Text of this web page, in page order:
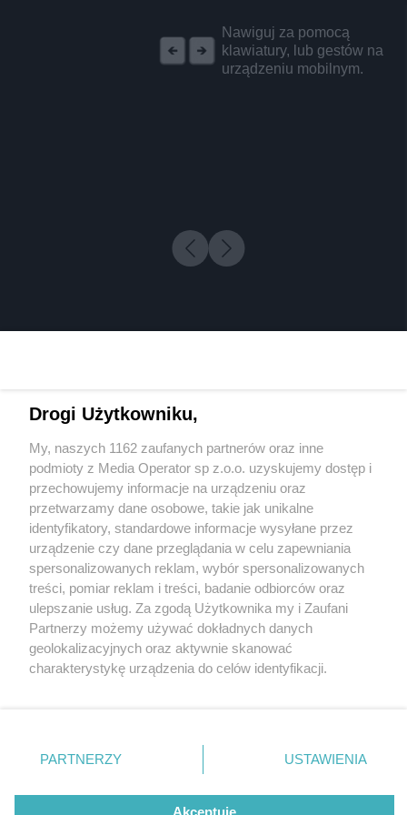
Nawiguj za pomocą
klawiatury, lub gestów na
urządzeniu mobilnym.
2 / 0
Wydawca mediów lokalnych
Nie zapomnij
zapoznać się z:
polityką prywatności regulamin korzystania z portali
Twojemiasto
Piekary Śląskie
Chorzów
Tarnowskie Góry
Gliwice
Skontakuj sięz nami
Kontakt
Wydawca
Redakcja
Drogi Użytkowniku,
My, naszych 1162 zaufanych partnerów oraz inne
podmioty z Media Operator sp z.o.o. uzyskujemy dostęp i
przechowujemy informacje na urządzeniu oraz
przetwarzamy dane osobowe, takie jak unikalne
identyfikatory, standardowe informacje wysyłane przez
urządzenie czy dane przeglądania w celu zapewniania
spersonalizowanych reklam, wybór spersonalizowanych
treści, pomiar reklam i treści, badanie odbiorców oraz
ulepszanie usług. Za zgodą Użytkownika my i Zaufani
Partnerzy możemy używać dokładnych danych
geolokalizacyjnych oraz aktywnie skanować
charakterystykę urządzenia do celów identyfikacji.
zmienić/wycofać klikając przycisk ustawień prywatności
znajdujący się w lewym dolnym rogu strony
rodzaje przetwarzania danych nie wymagają zgody
użytkownika, ale masz prawo sprzeciwić się takiemu
PARTNERZY USTAWIENIA
Akceptuję